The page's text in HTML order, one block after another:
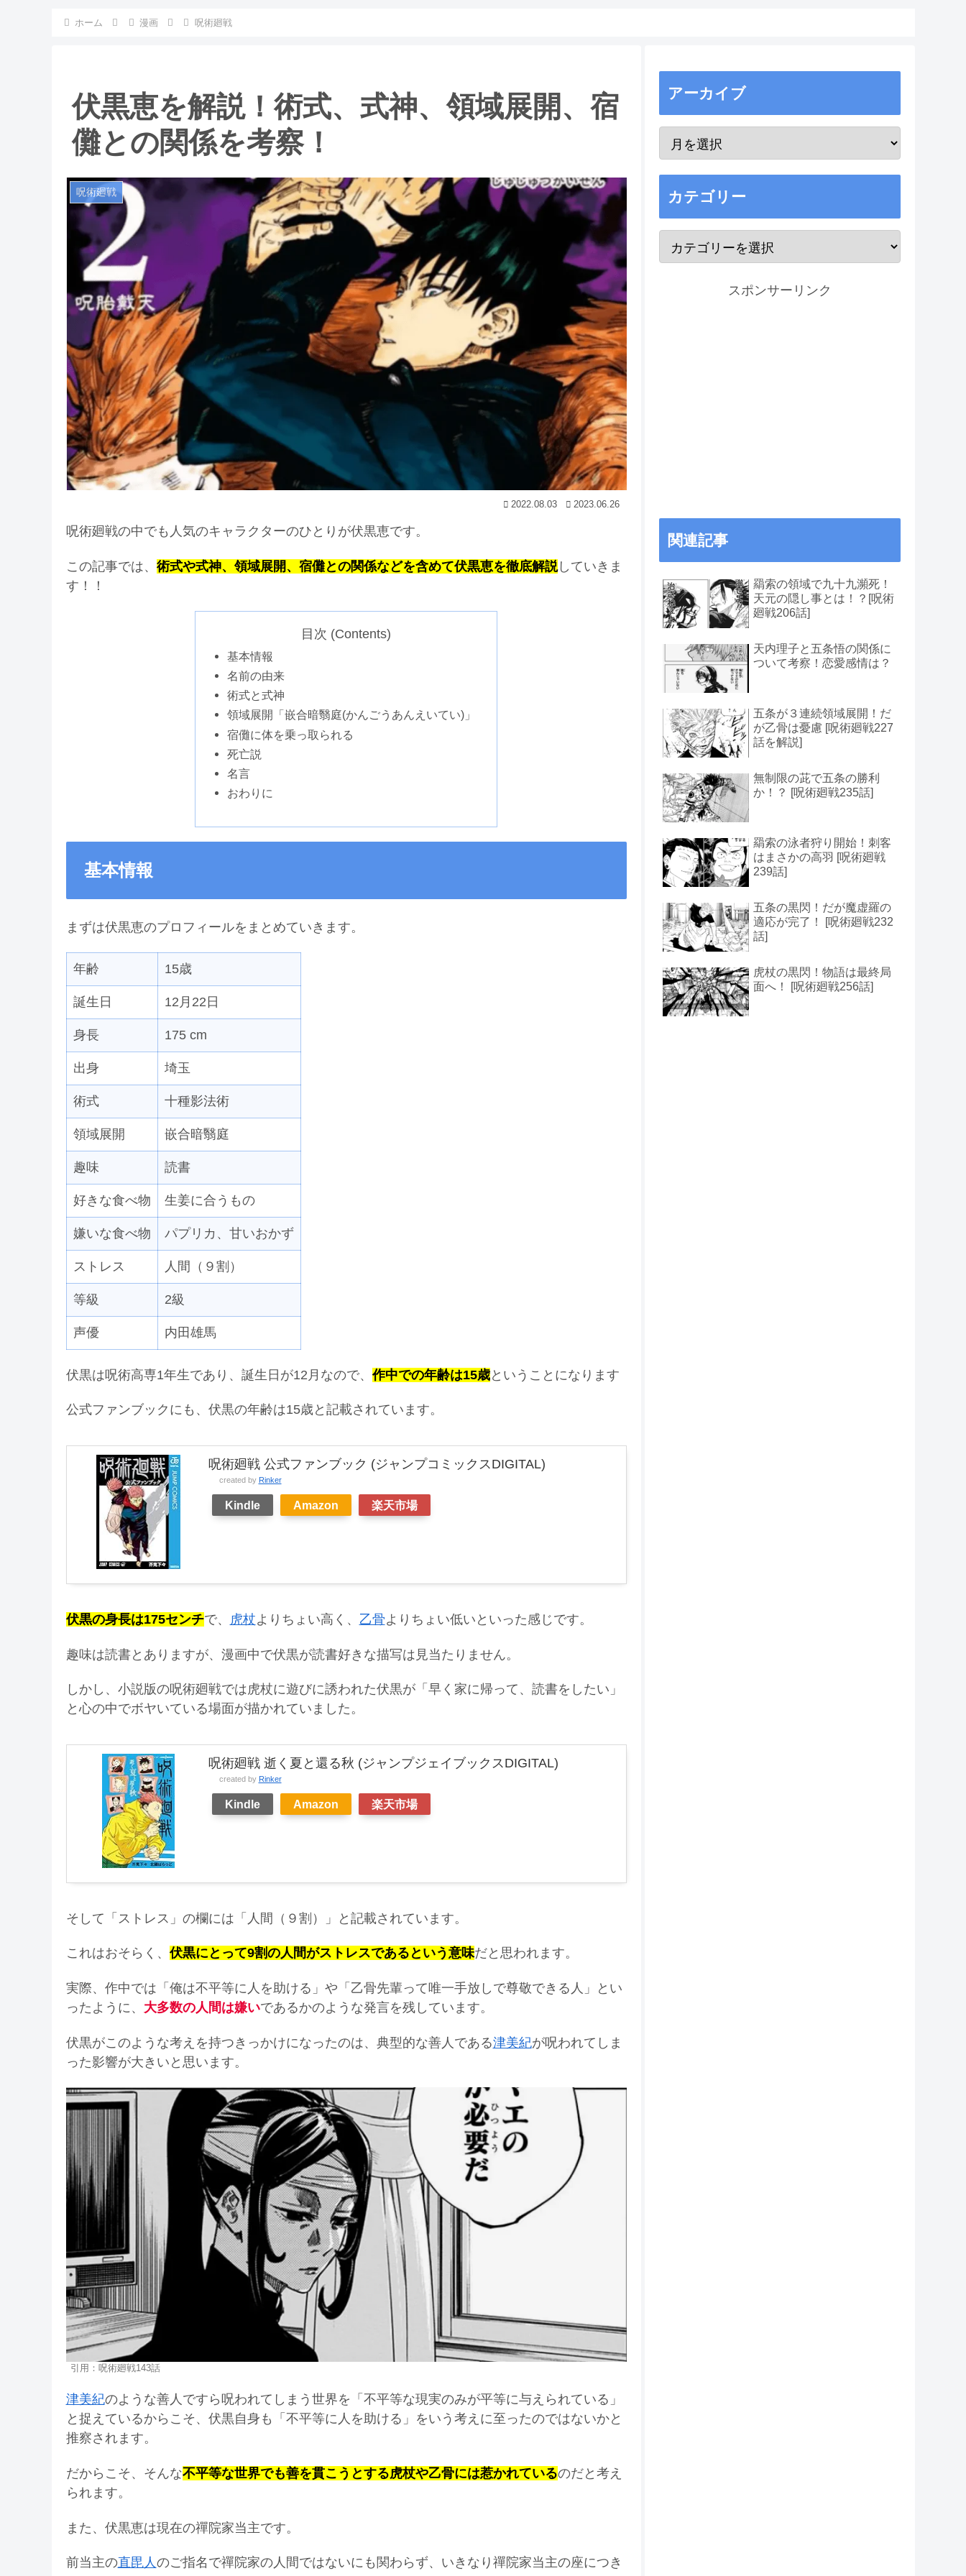
ホーム 漫画 呪術廻戦
伏黒恵を解説！術式、式神、領域展開、宿
儺との関係を考察！
呪術廻戦
2022.08.03 2023.06.26
呪術廻戦の中でも人気のキャラクターのひとりが伏黒恵です。
この記事では、 術式や式神、領域展開、宿儺との関係などを含めて伏黒恵を徹底解説していきま
す！！
目次 (Contents)
基本情報
名前の由来
術式と式神
領域展開「嵌合暗翳庭(かんごうあんえいてい)」
宿儺に体を乗っ取られる
死亡説
名言
おわりに
基本情報
まずは伏黒恵のプロフィールをまとめていきます。
年齢 15歳
誕生日 12月22日
身長 175 cm
出身 埼玉
術式 十種影法術
領域展開 嵌合暗翳庭
趣味 読書
好きな食べ物 生姜に合うもの
嫌いな食べ物 パプリカ、甘いおかず
ストレス 人間（９割）
等級 2級
声優 内田雄馬
伏黒は呪術高専1年生であり、誕生日が12月なので、作中での年齢は15歳ということになります
公式ファンブックにも、伏黒の年齢は15歳と記載されています。
呪術廻戦 公式ファンブック (ジャンプコミックスDIGITAL)
created by Rinker
Kindle Amazon 楽天市場
伏黒の身長は175センチで、 虎杖よりちょい高く、 乙骨よりちょい低いといった感じです。
趣味は読書とありますが、漫画中で伏黒が読書好きな描写は見当たりません。
しかし、小説版の呪術廻戦では虎杖に遊びに誘われた伏黒が「早く家に帰って、読書をしたい」
と心の中でボヤいている場面が描かれていました。
呪術廻戦 逝く夏と還る秋 (ジャンプジェイブックスDIGITAL)
created by Rinker
Kindle Amazon 楽天市場
そして「ストレス」の欄には「人間（９割）」と記載されています。
これはおそらく、 伏黒にとって9割の人間がストレスであるという意味だと思われます。
実際、作中では「俺は不平等に人を助ける」や「乙骨先輩って唯一手放しで尊敬できる人」とい
ったように、 大多数の人間は嫌いであるかのような発言を残しています。
伏黒がこのような考えを持つきっかけになったのは、典型的な善人である津美紀が呪われてしま
った影響が大きいと思います。
引用：呪術廻戦143話
津美紀のような善人ですら呪われてしまう世界を「不平等な現実のみが平等に与えられている」
と捉えているからこそ、伏黒自身も「不平等に人を助ける」をいう考えに至ったのではないかと
推察されます。
だからこそ、そんな不平等な世界でも善を貫こうとする虎杖や乙骨には惹かれているのだと考え
られます。
また、伏黒恵は現在の禪院家当主です。
前当主の直毘人のご指名で禪院家の人間ではないにも関わらず、いきなり禪院家当主の座につき
アーカイブ
カテゴリー
スポンサーリンク
関連記事
羂索の領域で九十九瀕死！
天元の隠し事とは！？[呪術
廻戦206話]
天内理子と五条悟の関係に
ついて考察！恋愛感情は？
五条が３連続領域展開！だ
が乙骨は憂慮 [呪術廻戦227
話を解説]
無制限の茈で五条の勝利
か！？ [呪術廻戦235話]
羂索の泳者狩り開始！刺客
はまさかの高羽 [呪術廻戦
239話]
五条の黒閃！だが魔虚羅の
適応が完了！ [呪術廻戦232
話]
虎杖の黒閃！物語は最終局
面へ！ [呪術廻戦256話]